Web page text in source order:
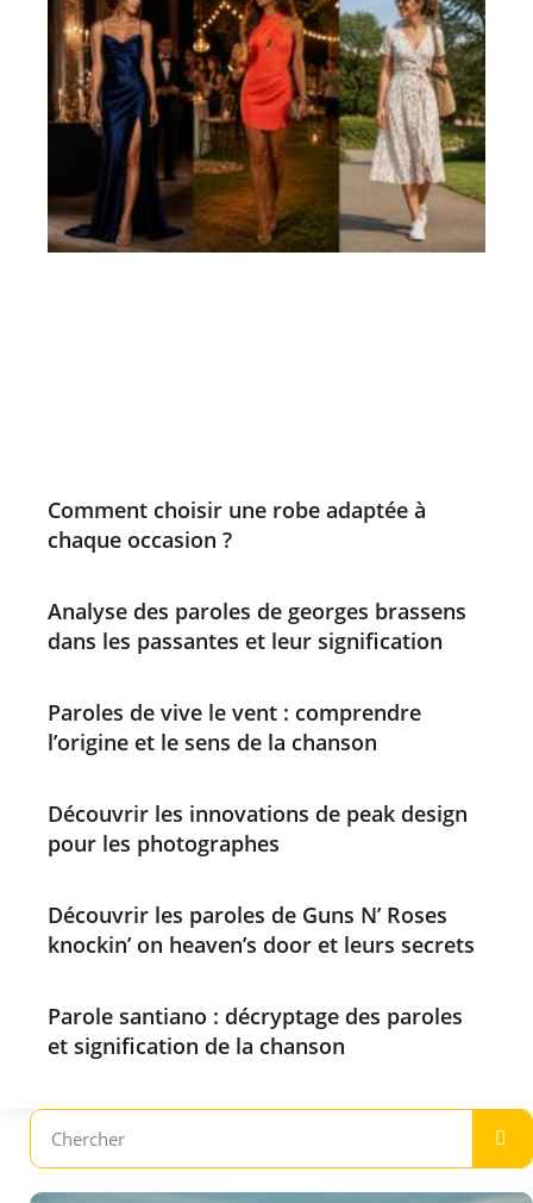
Comment choisir une robe adaptée à
chaque occasion ?
Analyse des paroles de georges brassens
dans les passantes et leur signification
Paroles de vive le vent : comprendre
l’origine et le sens de la chanson
Découvrir les innovations de peak design
pour les photographes
Découvrir les paroles de Guns N’ Roses
knockin’ on heaven’s door et leurs secrets
Parole santiano : décryptage des paroles
et signification de la chanson